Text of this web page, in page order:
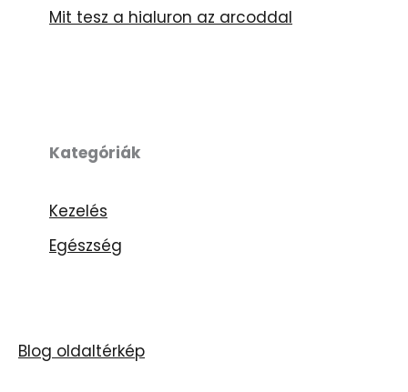
Mit tesz a hialuron az arcoddal
Kategóriák
Kezelés
Egészség
Blog oldaltérkép